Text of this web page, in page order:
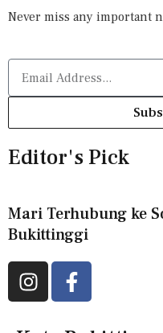
Never miss any important
Editor's Pick
Mari Terhubung ke
Bukittinggi